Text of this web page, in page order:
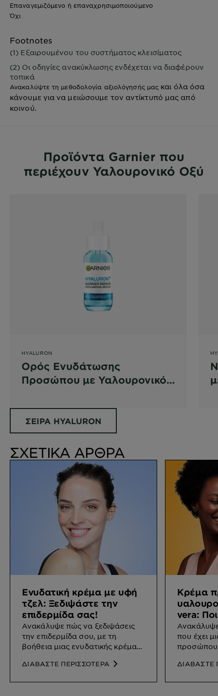
Επαναγεμιζόμενο ή επαναχρησιμοποιούμενο
Όχι
Footnotes
(1) Εξαιρουμένου του συστήματος κλεισίματος
(2) Οι οδηγίες ανακύκλωσης ενδέχεται να διαφέρουν
τοπικά
Ανακαλύψτε τη μεθοδολογία αξιολόγησής μας και όλα όσα
κάνουμε για να μειώσουμε τον αντίκτυπό μας από
κοινού.
Προϊόντα Garnier που
περιέχουν Υαλουρονικό Οξύ
HYALURON
Ορός Ενυδάτωσης
Προσώπου με Υαλουρονικό
ΣΕΙΡΑ HYALURON
ΣΧΕΤΙΚΑ ΑΡΘΡΑ
Ενυδατική κρέμα με υφή
τζελ: Ξεδιψάστε την
επιδερμίδα σας!
Ανακάλυψε πώς να ξεδιψάσεις
την επιδερμίδα σου, με τη
βοήθεια μιας ενυδατικής κρέμας
ΔΙΑΒΑΣΤΕ ΠΕΡΙΣΣΟΤΕΡΑ
Κρέμα
vera:
που έχει
προσώπου
ΔΙΑΒΑΣΤΕ